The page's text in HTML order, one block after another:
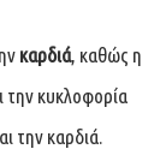
καρδιά, καθώς η
την κυκλοφορία
την καρδιά.